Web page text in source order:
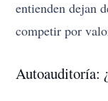
entienden dejan
competir por
Autoauditoría: